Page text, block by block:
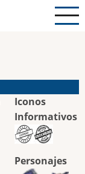
Iconos
Informativos
Personajes